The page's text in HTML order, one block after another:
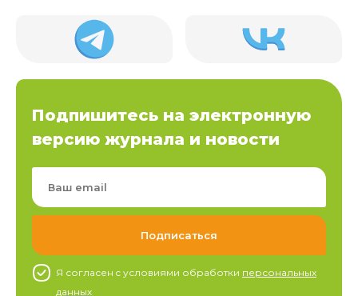
Подпишитесь на электронную
версию журнала и новости
Я согласен c условиями обработки персональных
данных